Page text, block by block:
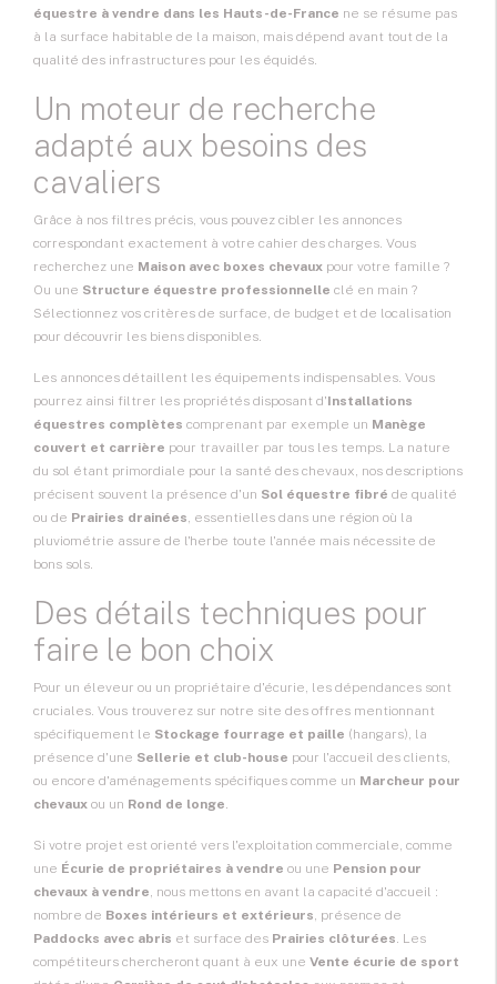
équestre à vendre dans les Hauts-de-France ne se résume pas
à la surface habitable de la maison, mais dépend avant tout de la
qualité des infrastructures pour les équidés.
Un moteur de recherche
adapté aux besoins des
cavaliers
Grâce à nos filtres précis, vous pouvez cibler les annonces
correspondant exactement à votre cahier des charges. Vous
recherchez une Maison avec boxes chevaux pour votre famille ?
Ou une Structure équestre professionnelle clé en main ?
Sélectionnez vos critères de surface, de budget et de localisation
pour découvrir les biens disponibles.
Les annonces détaillent les équipements indispensables. Vous
pourrez ainsi filtrer les propriétés disposant d'Installations
équestres complètes comprenant par exemple un Manège
couvert et carrière pour travailler par tous les temps. La nature
du sol étant primordiale pour la santé des chevaux, nos descriptions
précisent souvent la présence d'un Sol équestre fibré de qualité
ou de Prairies drainées, essentielles dans une région où la
pluviométrie assure de l'herbe toute l'année mais nécessite de
bons sols.
Des détails techniques pour
faire le bon choix
Pour un éleveur ou un propriétaire d'écurie, les dépendances sont
cruciales. Vous trouverez sur notre site des offres mentionnant
spécifiquement le Stockage fourrage et paille (hangars), la
présence d'une Sellerie et club-house pour l'accueil des clients,
ou encore d'aménagements spécifiques comme un Marcheur pour
chevaux ou un Rond de longe.
Si votre projet est orienté vers l'exploitation commerciale, comme
une Écurie de propriétaires à vendre ou une Pension pour
chevaux à vendre, nous mettons en avant la capacité d'accueil :
nombre de Boxes intérieurs et extérieurs, présence de
Paddocks avec abris et surface des Prairies clôturées. Les
compétiteurs chercheront quant à eux une Vente écurie de sport